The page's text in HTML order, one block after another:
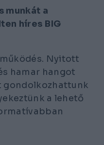
munkát a
híres BIG
Nyitott
hamar hangot
gondolkozhattunk
a lehető